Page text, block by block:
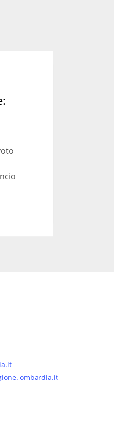
PD Lombardia